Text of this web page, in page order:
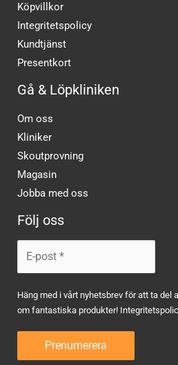
Köpvillkor
Integritetspolicy
Kundtjänst
Presentkort
Gå & Löpkliniken
Om oss
Kliniker
Skoutprovning
Magasin
Jobba med oss
Följ oss
Häng med i vårt nyhetsbrev för att ta del
om fantastiska produkter!